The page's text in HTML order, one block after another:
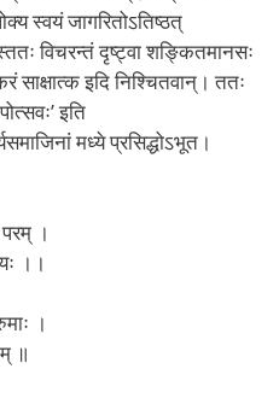
स्वयं जागरितोऽतिष्ठत्
विचरन्तं दृष्ट्वा शङ्कितमानसः
इदि निश्चितवान्। ततः
इति
मध्ये प्रसिद्धोऽभूत।
परम् ।
।।
।
॥